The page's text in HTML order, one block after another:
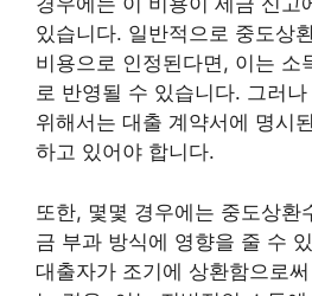
있습니다. 일반적으로 중도상
비용으로 인정된다면, 이는 소
로 반영될 수 있습니다. 그러
위해서는 대출 계약서에 명시
하고 있어야 합니다.
또한, 몇몇 경우에는 중도상환
금 부과 방식에 영향을 줄 수
대출자가 조기에 상환함으로